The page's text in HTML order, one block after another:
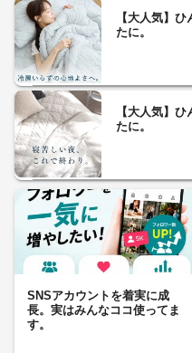
【大人気】
たに。
【大人気】
たに。
SNSアカウントを着実に成
長。実はみんなココ使ってま
す。